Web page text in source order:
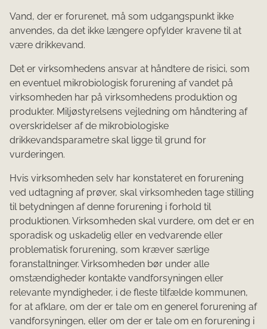
Vand, der er forurenet, må som udgangspunkt ikke
anvendes, da det ikke længere opfylder kravene til at
være drikkevand.
Det er virksomhedens ansvar at håndtere de risici, som
en eventuel mikrobiologisk forurening af vandet på
virksomheden har på virksomhedens produktion og
produkter. Miljøstyrelsens vejledning om håndtering af
overskridelser af de mikrobiologiske
drikkevandsparametre skal ligge til grund for
vurderingen.
Hvis virksomheden selv har konstateret en forurening
ved udtagning af prøver, skal virksomheden tage stilling
til betydningen af denne forurening i forhold til
produktionen. Virksomheden skal vurdere, om det er en
sporadisk og uskadelig eller en vedvarende eller
problematisk forurening, som kræver særlige
foranstaltninger. Virksomheden bør under alle
omstændigheder kontakte vandforsyningen eller
relevante myndigheder, i de fleste tilfælde kommunen,
for at afklare, om der er tale om en generel forurening af
vandforsyningen, eller om der er tale om en forurening i